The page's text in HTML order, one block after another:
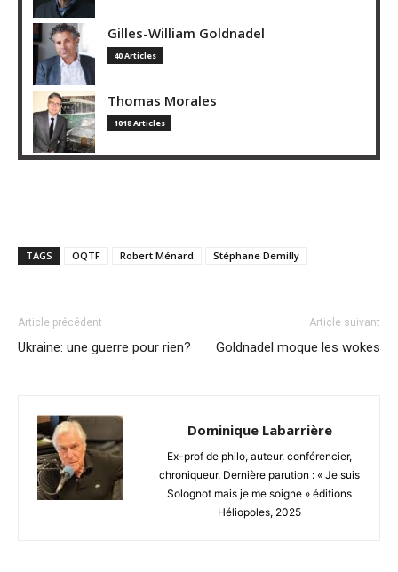
Gilles-William Goldnadel
40 Articles
Thomas Morales
1018 Articles
TAGS OQTF Robert Ménard Stéphane Demilly
Article précédent
Ukraine: une guerre pour rien?
Article suivant
Goldnadel moque les wokes
Dominique Labarrière
Ex-prof de philo, auteur, conférencier,
chroniqueur. Dernière parution : « Je suis
Solognot mais je me soigne » éditions
Héliopoles, 2025